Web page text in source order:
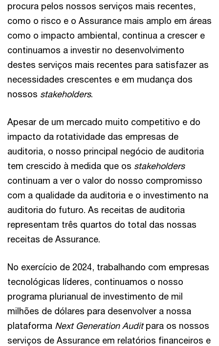
procura pelos nossos serviços mais recentes,
como o risco e o Assurance mais amplo em áreas
como o impacto ambiental, continua a crescer e
continuamos a investir no desenvolvimento
destes serviços mais recentes para satisfazer as
necessidades crescentes e em mudança dos
nossos stakeholders.
Apesar de um mercado muito competitivo e do
impacto da rotatividade das empresas de
auditoria, o nosso principal negócio de auditoria
tem crescido à medida que os stakeholders
continuam a ver o valor do nosso compromisso
com a qualidade da auditoria e o investimento na
auditoria do futuro. As receitas de auditoria
representam três quartos do total das nossas
receitas de Assurance.
No exercício de 2024, trabalhando com empresas
tecnológicas líderes, continuamos o nosso
programa plurianual de investimento de mil
milhões de dólares para desenvolver a nossa
plataforma Next Generation Auditpara os nossos
serviços de Assurance em relatórios financeiros e